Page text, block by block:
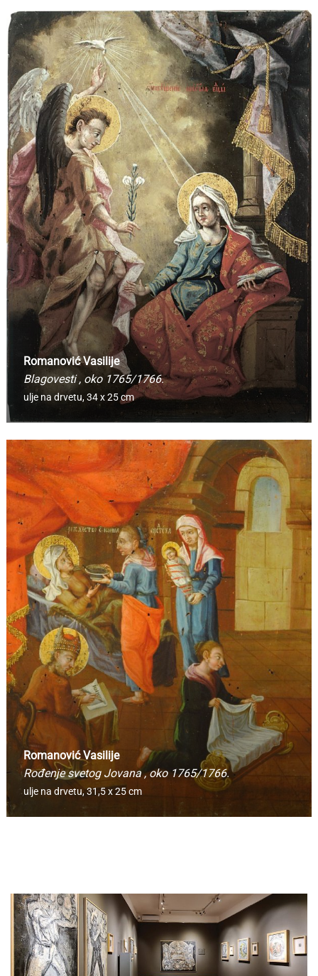
Romanović Vasilije
Blagovesti, oko 1765/1766.
ulje na drvetu,34 x 25 cm
Romanović Vasilije
Rođenje svetog Jovana, oko 1765/1766.
ulje na drvetu,31,5 x 25 cm